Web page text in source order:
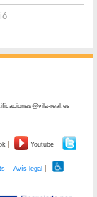
real.es
Youtube
Avís legal